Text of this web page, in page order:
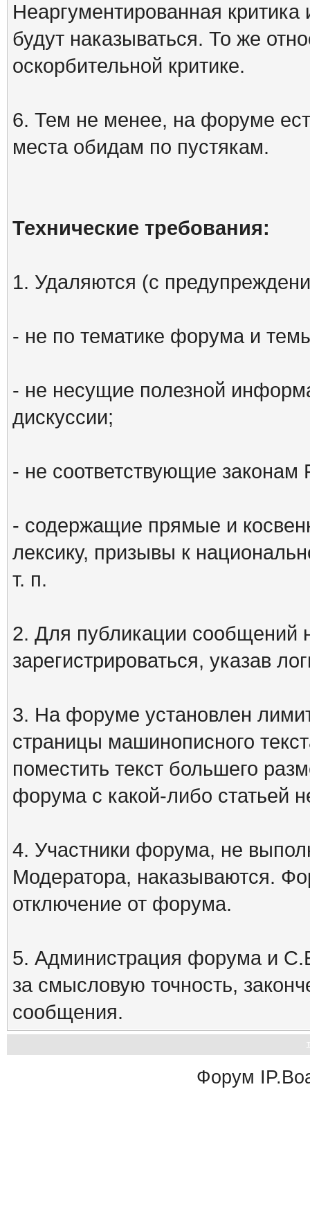
Неаргументированная
будут наказываться. То же
оскорбительной критике.
6. Тем не менее, на форуме
места обидам по пустякам.
Технические требования:
1. Удаляются (с
- не по тематике форума и
- не несущие полезной
дискуссии;
- не соответствующие законам
- содержащие прямые и
лексику, призывы к
т. п.
2. Для публикации сообщений
зарегистрироваться, указав
3. На форуме установлен
страницы машинописного
поместить текст большего
форума с какой-либо статьей
4. Участники форума, не
Модератора, наказываются.
отключение от форума.
5. Администрация форума и
за смысловую точность,
сообщения.
Форум